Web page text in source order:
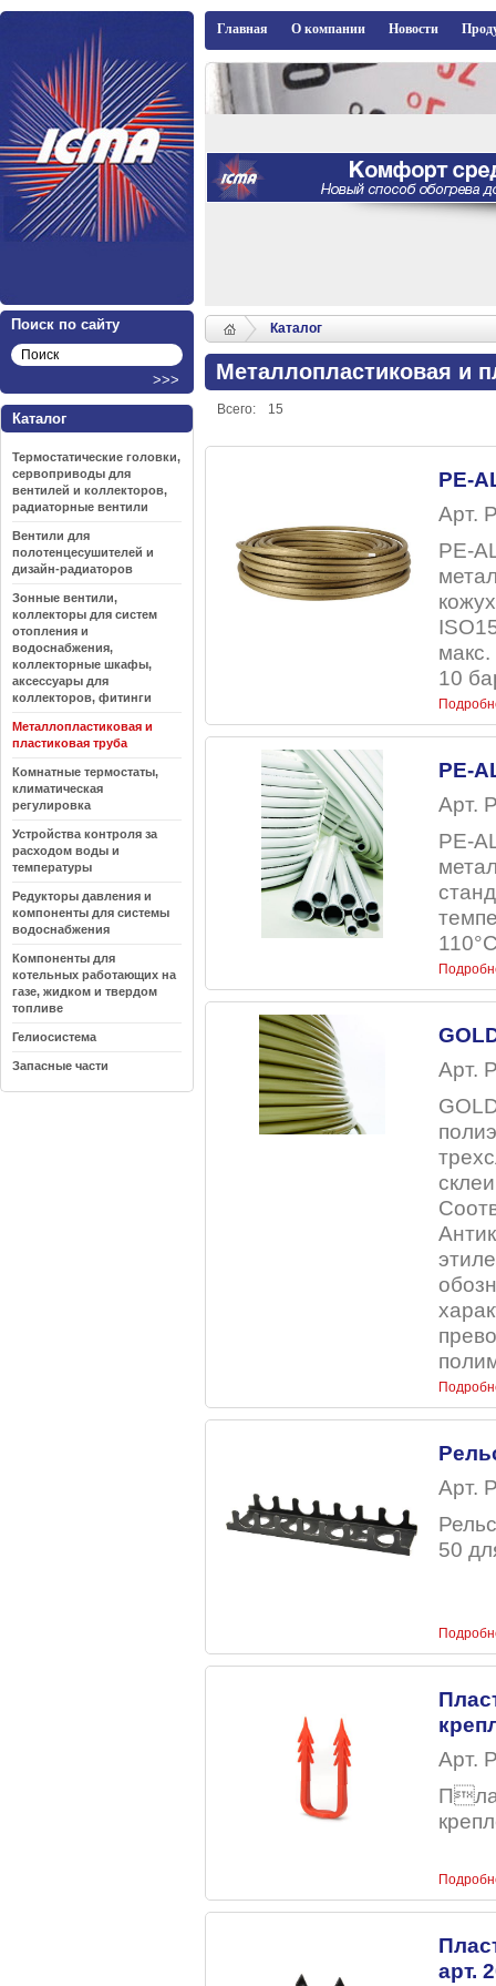
Каталог
Металлопластиковая и
Всего: 15
PE-
Арт.
PE-
10
PE-
Арт.
PE-
Арт.
Арт.
50
Арт.
арт.
Каталог
Термостатические головки,
сервоприводы для
вентилей и коллекторов,
радиаторные вентили
Вентили для
полотенцесушителей и
дизайн-радиаторов
Зонные вентили,
коллекторы для систем
отопления и
водоснабжения,
коллекторные шкафы,
аксессуары для
коллекторов, фитинги
Металлопластиковая и
пластиковая труба
Комнатные термостаты,
климатическая
регулировка
Устройства контроля за
расходом воды и
температуры
Редукторы давления и
компоненты для системы
водоснабжения
Компоненты для
котельных работающих на
газе, жидком и твердом
топливе
Гелиосистема
Запасные части
ICMA
Главная О компании Новости
Поиск по сайту